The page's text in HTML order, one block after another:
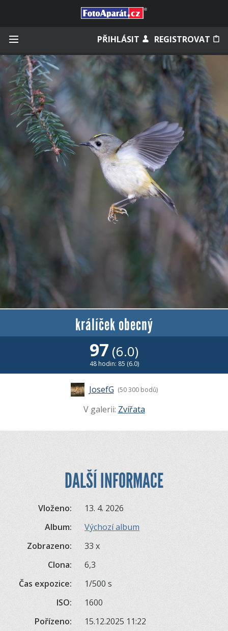
PŘIHLÁSIT REGISTROVAT
Zapamatovat
Zapomněli jste heslo?
Měli jste účet na starém webu?
králíček obecný
97 (6.0)
48 hodin: 85 (6.0)
JosefG (50 300 bodů)
V galerii: Zvířata
DALŠÍ INFORMACE
Vloženo:
13. 4. 2026
Album:
Výchozí album
Zobrazeno:
33 x
Clona:
6,3
Čas expozice:
1/500 s
ISO:
1600
Pořízeno:
15.12.2025 11:22